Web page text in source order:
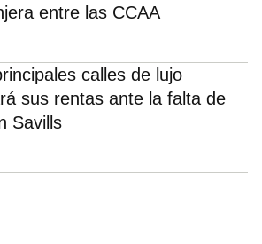
entre las CCAA
calles de lujo
sus rentas ante la falta de
Savills